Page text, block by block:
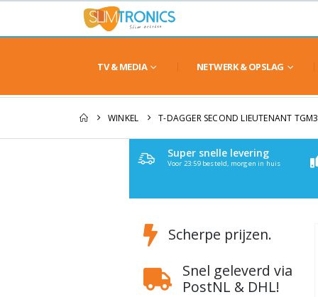
TV & MEDIA NETWERK & OPSLAG
WINKEL T-DAGGER SECOND LIEUTENANT
Super snelle levering
Voor 23:59 besteld, morgen in huis
Scherpe prijzen.
Snel geleverd via
PostNL & DHL!